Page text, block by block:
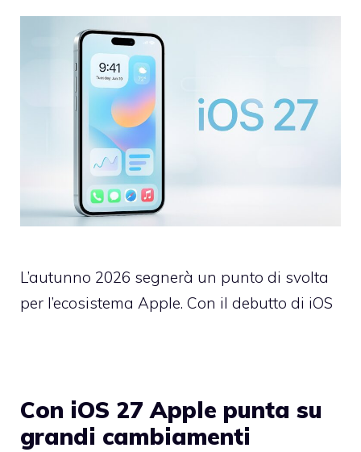
L’autunno 2026 segnerà un punto di svolta
per l’ecosistema Apple. Con il debutto di iOS
Con iOS 27 Apple punta su
grandi cambiamenti